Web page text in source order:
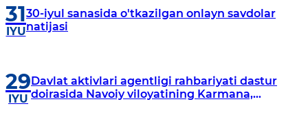
31
IYU
30-iyul sanasida o'tkazilgan onlayn savdolar
natijasi
29
IYU
Davlat aktivlari agentligi rahbariyati dastur
doirasida Navoiy viloyatining Karmana,